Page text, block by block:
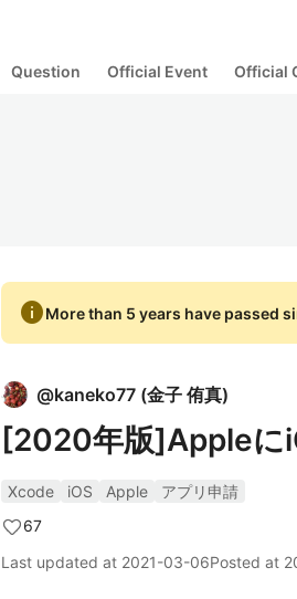
Question Official Event Official
infoMore than 5 years have passed
@kaneko77 (金子 侑真)
[2020年版]Appleに
Xcode iOS Apple
アプリ申請
67
Last updated at 2021-03-06Posted at